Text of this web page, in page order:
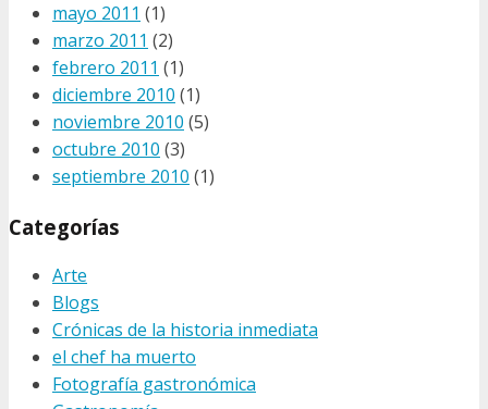
mayo 2011 (1)
marzo 2011 (2)
febrero 2011 (1)
diciembre 2010 (1)
noviembre 2010 (5)
octubre 2010 (3)
septiembre 2010 (1)
Categorías
Arte
Blogs
Crónicas de la historia inmediata
el chef ha muerto
Fotografía gastronómica